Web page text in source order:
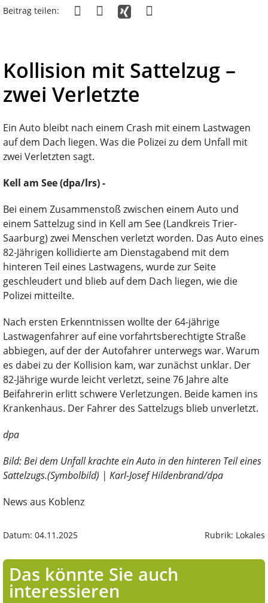
Beitrag teilen:
Kollision mit Sattelzug –
zwei Verletzte
Ein Auto bleibt nach einem Crash mit einem Lastwagen
auf dem Dach liegen. Was die Polizei zu dem Unfall mit
zwei Verletzten sagt.
Kell am See (dpa/lrs) -
Bei einem Zusammenstoß zwischen einem Auto und
einem Sattelzug sind in Kell am See (Landkreis Trier-
Saarburg) zwei Menschen verletzt worden. Das Auto eines
82-Jährigen kollidierte am Dienstagabend mit dem
hinteren Teil eines Lastwagens, wurde zur Seite
geschleudert und blieb auf dem Dach liegen, wie die
Polizei mitteilte.
Nach ersten Erkenntnissen wollte der 64-jährige
Lastwagenfahrer auf eine vorfahrtsberechtigte Straße
abbiegen, auf der der Autofahrer unterwegs war. Warum
es dabei zu der Kollision kam, war zunächst unklar. Der
82-Jährige wurde leicht verletzt, seine 76 Jahre alte
Beifahrerin erlitt schwere Verletzungen. Beide kamen ins
Krankenhaus. Der Fahrer des Sattelzugs blieb unverletzt.
dpa
Bild: Bei dem Unfall krachte ein Auto in den hinteren Teil eines
Sattelzugs.(Symbolbild) | Karl-Josef Hildenbrand/dpa
News aus Koblenz
Datum: 04.11.2025 Rubrik: Lokales
Das könnte Sie auch
interessieren